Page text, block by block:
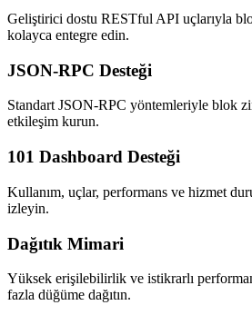
Geliştirici dostu RESTful API uçlarıyla
kolayca entegre edin.
JSON-RPC Desteği
Standart JSON-RPC yöntemleriyle blok
etkileşim kurun.
101 Dashboard Desteği
Kullanım, uçlar, performans ve hizmet
izleyin.
Dağıtık Mimari
Yüksek erişilebilirlik ve istikrarlı
fazla düğüme dağıtın.